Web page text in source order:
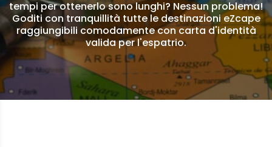
tempi per ottenerlo sono lunghi? Nessun problema!
Goditi con tranquillità tutte le destinazioni eZcape
raggiungibili comodamente con carta d'identità
valida per l'espatrio.